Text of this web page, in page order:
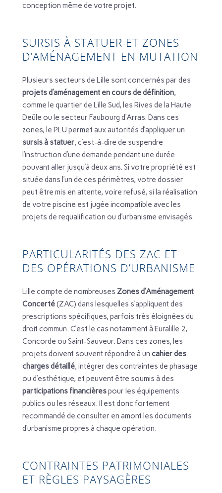
conception même de votre projet.
SURSIS À STATUER ET ZONES
D’AMÉNAGEMENT EN MUTATION
Plusieurs secteurs de Lille sont concernés par des
projets d’aménagement en cours de définition,
comme le quartier de Lille Sud, les Rives de la Haute
Deûle ou le secteur Faubourg d’Arras. Dans ces
zones, le PLU permet aux autorités d’appliquer un
sursis à statuer, c’est-à-dire de suspendre
l’instruction d’une demande pendant une durée
pouvant aller jusqu’à deux ans. Si votre propriété est
située dans l’un de ces périmètres, votre dossier
peut être mis en attente, voire refusé, si la réalisation
de votre piscine est jugée incompatible avec les
projets de requalification ou d’urbanisme envisagés.
PARTICULARITÉS DES ZAC ET
DES OPÉRATIONS D’URBANISME
Lille compte de nombreuses Zones d’Aménagement
Concerté(ZAC) dans lesquelles s’appliquent des
prescriptions spécifiques, parfois très éloignées du
droit commun. C’est le cas notamment à Euralille 2,
Concorde ou Saint-Sauveur. Dans ces zones, les
projets doivent souvent répondre à un cahier des
charges détaillé, intégrer des contraintes de phasage
ou d’esthétique, et peuvent être soumis à des
participations financièrespour les équipements
publics ou les réseaux. Il est donc fortement
recommandé de consulter en amont les documents
d’urbanisme propres à chaque opération.
CONTRAINTES PATRIMONIALES
ET RÈGLES PAYSAGÈRES